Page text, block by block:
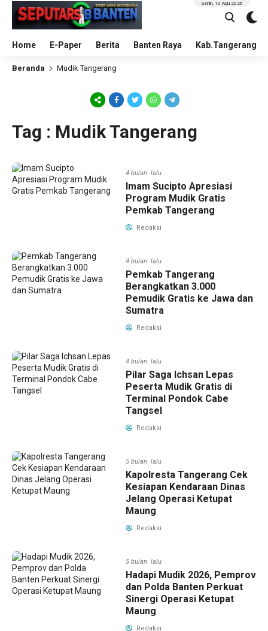
Home E-Paper Berita Banten Raya Kab.Tangerang
Senin, 10 Agu 2026
Beranda Mudik Tangerang
Tag : Mudik Tangerang
4 bulan lalu
Imam Sucipto Apresiasi
Program Mudik Gratis
Pemkab Tangerang
Redaksi
4 bulan lalu
Pemkab Tangerang
Berangkatkan 3.000
Pemudik Gratis ke Jawa dan
Sumatra
Redaksi
4 bulan lalu
Pilar Saga Ichsan Lepas
Peserta Mudik Gratis di
Terminal Pondok Cabe
Tangsel
Redaksi
5 bulan lalu
Kapolresta Tangerang Cek
Kesiapan Kendaraan Dinas
Jelang Operasi Ketupat
Maung
Redaksi
5 bulan lalu
Hadapi Mudik 2026, Pemprov
dan Polda Banten Perkuat
Sinergi Operasi Ketupat
Maung
Redaksi